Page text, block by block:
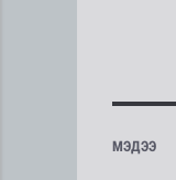
МЭДЭЭ